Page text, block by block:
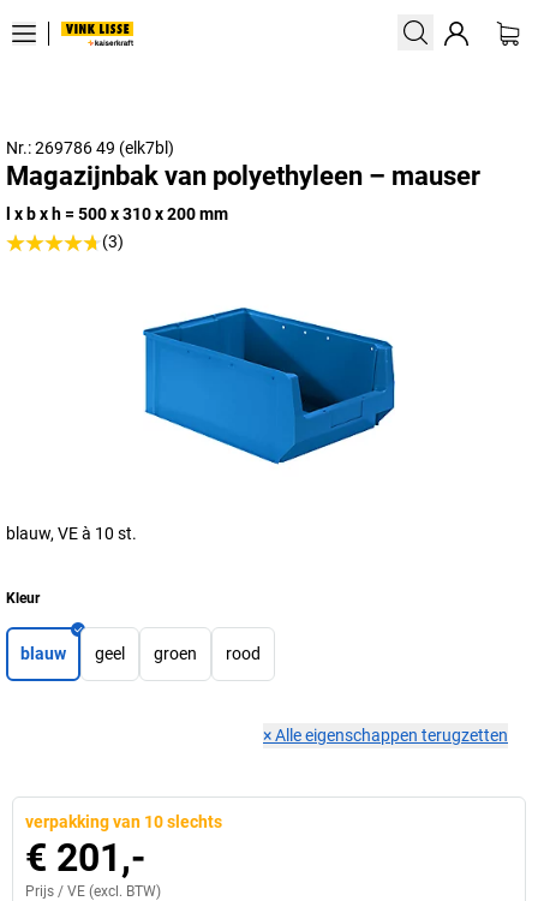
Nr.: 269786 49 (elk7bl)
Magazijnbak van polyethyleen – mauser
l x b x h = 500 x 310 x 200 mm
(3)
blauw, VE à 10 st.
Kleur
blauw geel groen rood
×Alle eigenschappen terugzetten
verpakking van 10 slechts
€ 201,-
Prijs / VE (excl. BTW)